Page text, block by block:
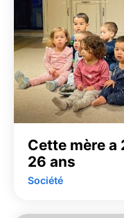
Cette mère a
26 ans
Société